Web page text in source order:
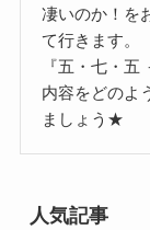
凄いのか！を
て行きます。
『五・七・
内容をどのよ
ましょう★
人気記事